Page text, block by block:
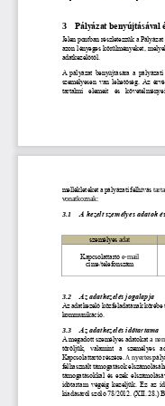
3 Pályázat benyújtásával
Jelen pontban részletezzük a Pályázat
azon lényeges körülményeket,
adatkezelőtől.
A pályázat benyújtására a pályázati
személyesen van lehetőség. Az
tartalmi  elemeit  és
mellékleteket a pályázati felhívás
vonatkoznak:
3.1
A kezelt személyes adatok
személyes adat
Kapcsolattartó e-mail
címe/telefonszám
3.2
Az adatkezelés jogalapja
Az adatkezelő közfeladatának
kommunikáció.
3.3
Az adatkezelés időtartama
A megadott személyes adatokat a
töröljük,   valamint  a  személyes
Kapcsolattartórészére. A nyertes
felhasznált támogatások
támogatásokkal és ezek
időtartam végéig kezeljük. Ez az
kiadásáról szóló 78/2012. (XII. 28.)